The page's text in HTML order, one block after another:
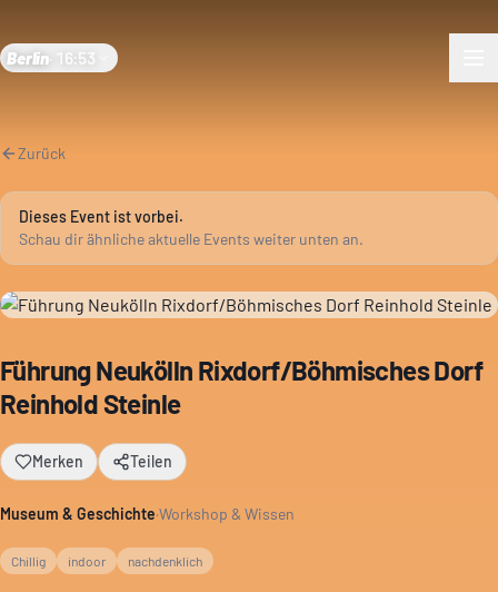
Berlin 16:53
Zurück
Dieses Event ist vorbei.
Schau dir ähnliche aktuelle Events weiter unten an.
Führung Neukölln Rixdorf/Böhmisches Dorf
Reinhold Steinle
Merken Teilen
Museum & Geschichte·Workshop & Wissen
Chillig indoor nachdenklich